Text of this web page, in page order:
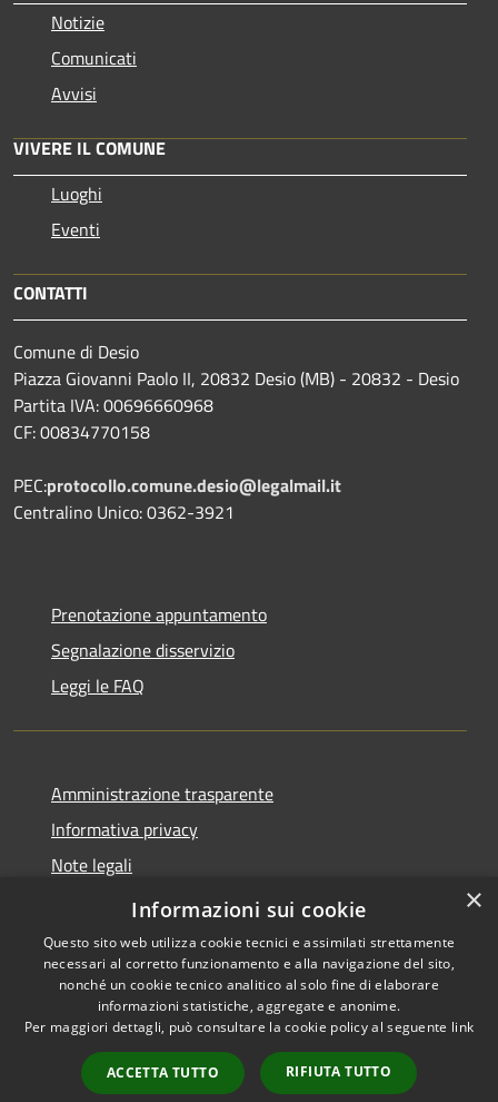
Notizie
Comunicati
Avvisi
VIVERE IL COMUNE
Luoghi
Eventi
CONTATTI
Comune di Desio
Piazza Giovanni Paolo II, 20832 Desio (MB) - 20832 - Desio
Partita IVA: 00696660968
CF: 00834770158
PEC:protocollo.comune.desio@legalmail.it
Centralino Unico: 0362-3921
Prenotazione appuntamento
Segnalazione disservizio
Leggi le FAQ
Amministrazione trasparente
Informativa privacy
Note legali
Dichiarazione di accessibilità
Accessibilità
Copyright © 2026 • Comune di
Desio • Powered by
Municipium•
Accesso
redazione
×
Informazioni sui cookie
Questo sito web utilizza cookie tecnici e assimilati strettamente
necessari al corretto funzionamento e alla navigazione del sito,
nonché un cookie tecnico analitico al solo fine di elaborare
informazioni statistiche, aggregate e anonime.
Per maggiori dettagli, può consultare la cookie policy al seguente link
ACCETTA TUTTO RIFIUTA TUTTO